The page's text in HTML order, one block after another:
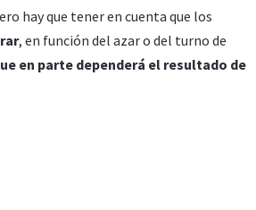
hay que tener en cuenta que los
, en función del azar o del turno de
en parte dependerá el resultado de